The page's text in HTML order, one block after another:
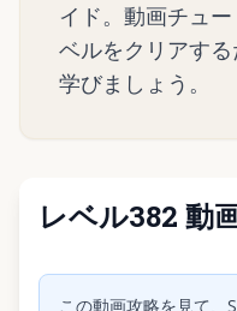
イド。動画チュ
ベルをクリアす
学びましょう。
レベル382 動
クリッ
この動画攻略を見て、